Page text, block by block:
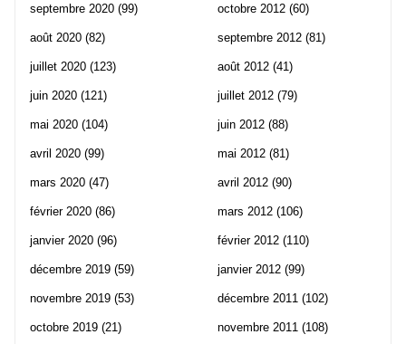
septembre 2020 (99)
août 2020 (82)
juillet 2020 (123)
juin 2020 (121)
mai 2020 (104)
avril 2020 (99)
mars 2020 (47)
février 2020 (86)
janvier 2020 (96)
décembre 2019 (59)
novembre 2019 (53)
octobre 2019 (21)
octobre 2012 (60)
septembre 2012 (81)
août 2012 (41)
juillet 2012 (79)
juin 2012 (88)
mai 2012 (81)
avril 2012 (90)
mars 2012 (106)
février 2012 (110)
janvier 2012 (99)
décembre 2011 (102)
novembre 2011 (108)